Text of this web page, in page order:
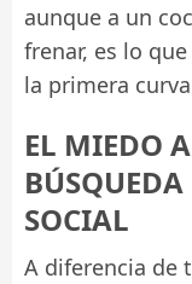
aunque a un
frenar, es lo
la primera
EL MIEDO
BÚSQUEDA
SOCIAL
A diferencia de